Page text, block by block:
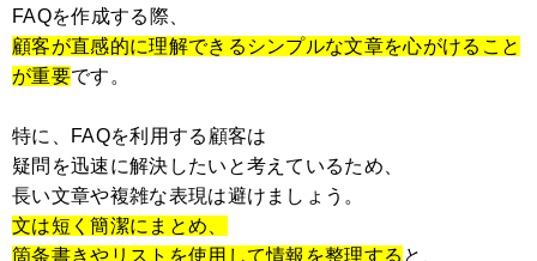
FAQを作成する際、
顧客が直感的に理解できるシンプルな文章を心がけること
が重要です。
特に、FAQを利用する顧客は
疑問を迅速に解決したいと考えているため、
長い文章や複雑な表現は避けましょう。
文は短く簡潔にまとめ、
箇条書きやリストを使用して情報を整理する と、